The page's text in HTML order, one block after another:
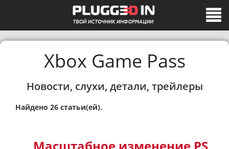
Xbox Game Pass
Новости, слухи, детали, трейлеры
Найдено 26 статьи(ей).